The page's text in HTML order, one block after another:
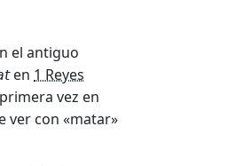
el antiguo
en 1 Reyes
vez en
ver con «matar»